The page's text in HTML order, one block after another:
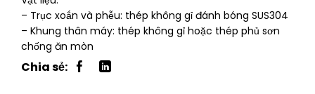
– Trục xoắn và phễu: thép không gỉ đánh bóng SUS304
– Khung thân máy: thép không gỉ hoặc thép phủ sơn
chống ăn mòn